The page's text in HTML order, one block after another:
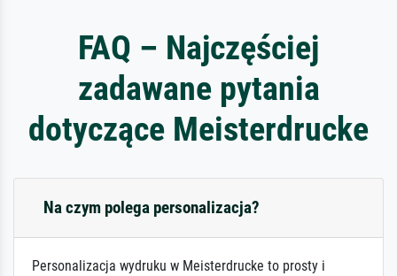
FAQ – Najczęściej
zadawane pytania
dotyczące Meisterdrucke
Na czym polega personalizacja?
Personalizacja wydruku w Meisterdrucke to prosty i